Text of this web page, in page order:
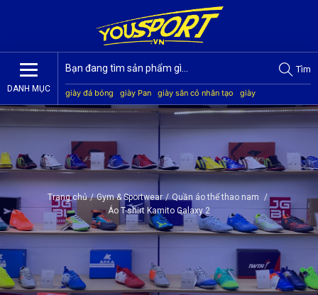
DANH MỤC
Tìm
giày đá bóng giày Pan giày sân cỏ nhân tạo
giày
Jogarbola
giày Mitre giày Akka quần áo bóng đá
giày
Trang chủ / Gym & Sportwear / Quần áo thể thao nam /
Áo T-shirt Kamito Galaxy 2